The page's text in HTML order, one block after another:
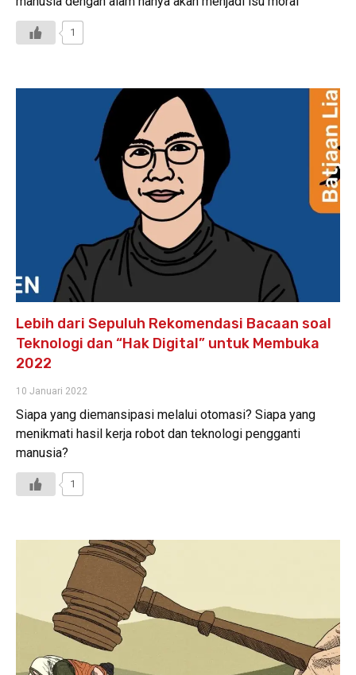
1
Lebih dari Sepuluh Rekomendasi Bacaan soal
Teknologi dan “Hak Digital” untuk Membuka
2022
10 Januari 2022
Siapa yang diemansipasi melalui otomasi? Siapa yang
menikmati hasil kerja robot dan teknologi pengganti
manusia?
1